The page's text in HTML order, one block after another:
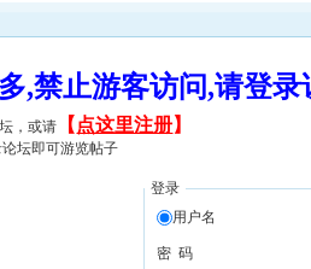
多,禁止游客访问,请登
，或请 【 点这里注册】
坛即可游览帖子
登录
用户名
密 码